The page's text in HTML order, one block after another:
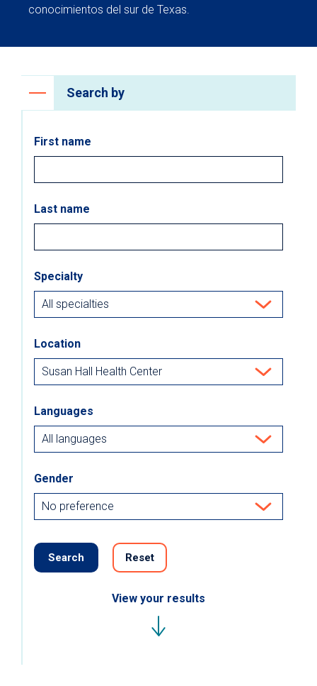
conocimientos del sur de Texas.
Search by
First name
Last name
Specialty
Location
Languages
Gender
Search Reset
View your results